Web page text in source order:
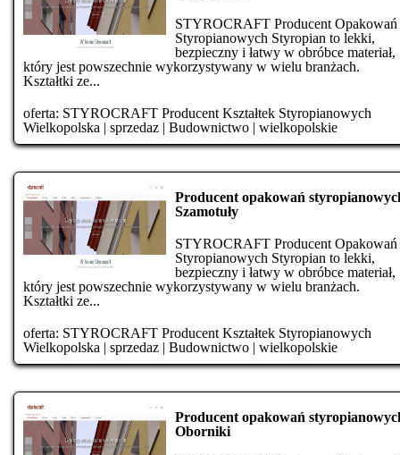
STYROCRAFT Producent Opakowań
Styropianowych Styropian to lekki,
bezpieczny i łatwy w obróbce materiał,
który jest powszechnie wykorzystywany w wielu branżach.
Kształtki ze...
oferta: STYROCRAFT Producent Kształtek Styropianowych
Wielkopolska | sprzedaz | Budownictwo | wielkopolskie
Producent opakowań
Szamotuły
STYROCRAFT Producent Opakowań
Styropianowych Styropian to lekki,
bezpieczny i łatwy w obróbce materiał,
który jest powszechnie wykorzystywany w wielu branżach.
Kształtki ze...
oferta: STYROCRAFT Producent Kształtek Styropianowych
Wielkopolska | sprzedaz | Budownictwo | wielkopolskie
Producent opakowań
Oborniki